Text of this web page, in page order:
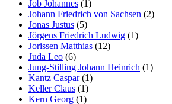
Job Johannes (1)
Johann Friedrich von Sachsen (2)
Jonas Justus (5)
Jörgens Friedrich Ludwig (1)
Jorissen Matthias (12)
Juda Leo (6)
Jung-Stilling Johann Heinrich (1)
Kantz Caspar(1)
Keller Claus (1)
Kern Georg (1)